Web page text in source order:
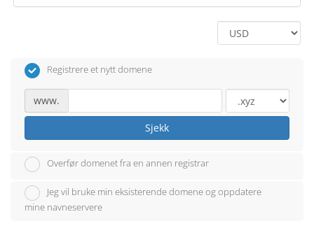
Registrere et nytt domene
www.
Sjekk
Overfør domenet fra en annen registrar
Jeg vil bruke min eksisterende domene og oppdatere
mine navneservere